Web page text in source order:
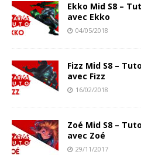
Ekko Mid S8 –
avec Ekko
04/05/2018
Fizz Mid S8 –
avec Fizz
16/02/2018
Zoé Mid S8 –
avec Zoé
29/11/2017